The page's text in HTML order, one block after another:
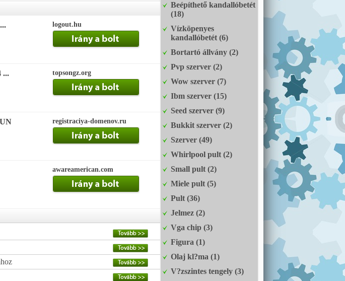
logout.hu
... topsongz.org
registraciya-domenov.ru
awareamerican.com
Beépíthető kandallóbetét
(18)
Vízköpenyes
kandallóbetét (6)
Bortartó állvány (2)
Pvp szerver (2)
Wow szerver (7)
Ibm szerver (15)
Seed szerver (9)
Bukkit szerver (2)
Szerver (49)
Whirlpool pult (2)
Small pult (2)
Miele pult (5)
Pult (36)
Jelmez (2)
Vga chip (3)
Figura (1)
Olaj kl?ma (1)
V?zszintes tengely (3)